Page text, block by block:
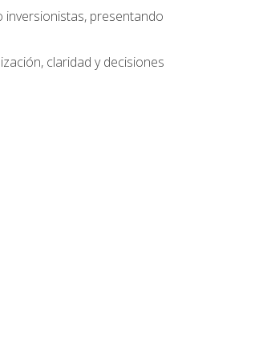
presentando
claridad y decisiones